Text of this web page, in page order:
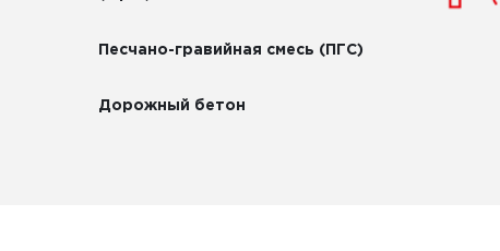
Песчано-гравийная смесь (ПГС)
Дорожный бетон